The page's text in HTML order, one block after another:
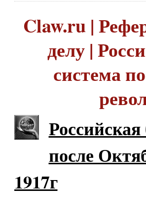
Claw.ru |
делу |
система
после
1917г